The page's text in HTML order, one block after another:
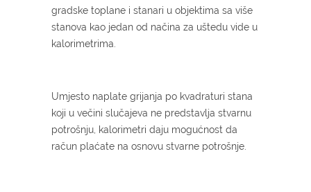
gradske toplane i stanari u objektima sa više
stanova kao jedan od načina za uštedu vide u
kalorimetrima.
Umjesto naplate grijanja po kvadraturi stana
koji u večini slučajeva ne predstavlja stvarnu
potrošnju, kalorimetri daju mogućnost da
račun plaćate na osnovu stvarne potrošnje.